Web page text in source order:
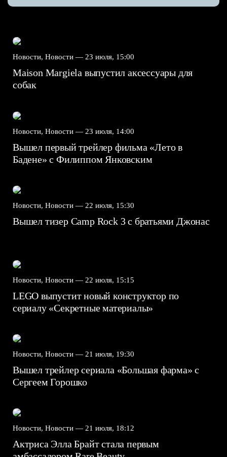
Новости, Новости — 23 июля, 15:00
Maison Margiela выпустил аксессуары для
собак
Новости, Новости — 23 июля, 14:00
Вышел первый трейлер фильма «Лето в
Бадене» с Филиппом Янковским
Новости, Новости — 22 июля, 15:30
Вышел тизер Camp Rock 3 с братьями Джонас
Новости, Новости — 22 июля, 15:15
LEGO выпустит новый конструктор по
сериалу «Секретные материалы»
Новости, Новости — 21 июля, 19:30
Вышел трейлер сериала «Большая фарма» с
Сергеем Горошко
Новости, Новости — 21 июля, 18:12
Актриса Элла Брайт стала первым